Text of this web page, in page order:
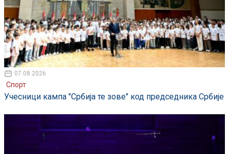
07.08.2026
Спорт
Учесници кампа "Србија те зове" код председника Србије